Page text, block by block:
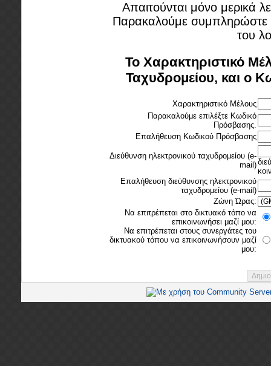
Απαιτούνται μόνο μερικά
Παρακαλούμε συμπληρώστε
του
Το Χαρακτηριστικό
Ταχυδρομείου, και ο
Χαρακτηριστικό Μέλους
Παρακαλούμε επιλέξτε Κωδικό
Πρόσβασης.
Επαλήθευση Κωδικού Πρόσβασης
Διεύθυνση ηλεκτρονικού ταχυδρομείου (e-
mail)
Επαλήθευση διεύθυνσης ηλεκτρονικού
ταχυδρομείου (e-mail)
Ζώνη Ώρας:
Να επιτρέπεται στο δικτυακό τόπο να
επικοινωνήσει μαζί μου:
Να επιτρέπεται στους συνεργάτες του
δικτυακού τόπου να επικοινωνήσουν μαζί
μου: